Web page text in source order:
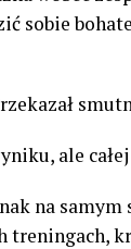
sobie
ale
na samym
treningach,